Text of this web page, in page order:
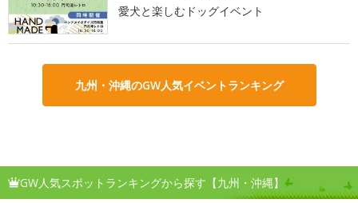
愛犬と楽しむドッグイベント
九州・沖縄のGW人気イベントランキング
GW人気スポットランキングから探す【九州・沖縄】